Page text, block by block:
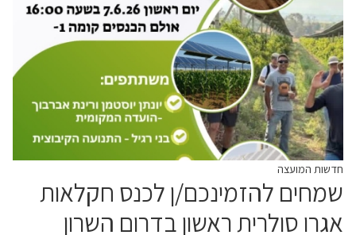
חדשות המועצה
שמחים להזמינכם/ן לכנס חקלאות
אגרו סולרית ראשון בדרום השרון